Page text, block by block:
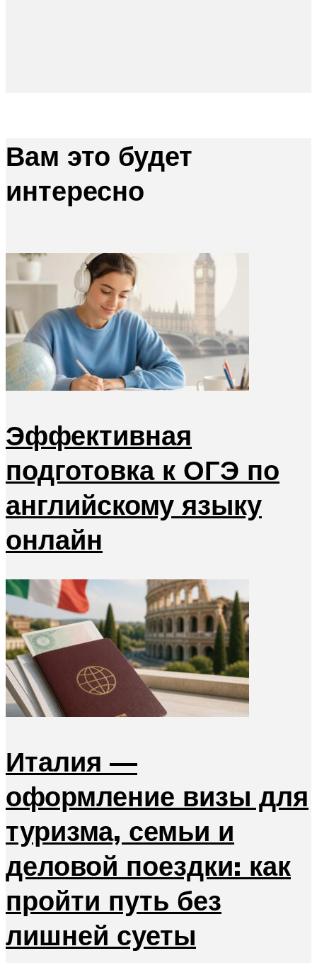
Вам это будет
интересно
Эффективная
подготовка к ОГЭ по
английскому языку
онлайн
Италия —
оформление визы для
туризма, семьи и
деловой поездки: как
пройти путь без
лишней суеты